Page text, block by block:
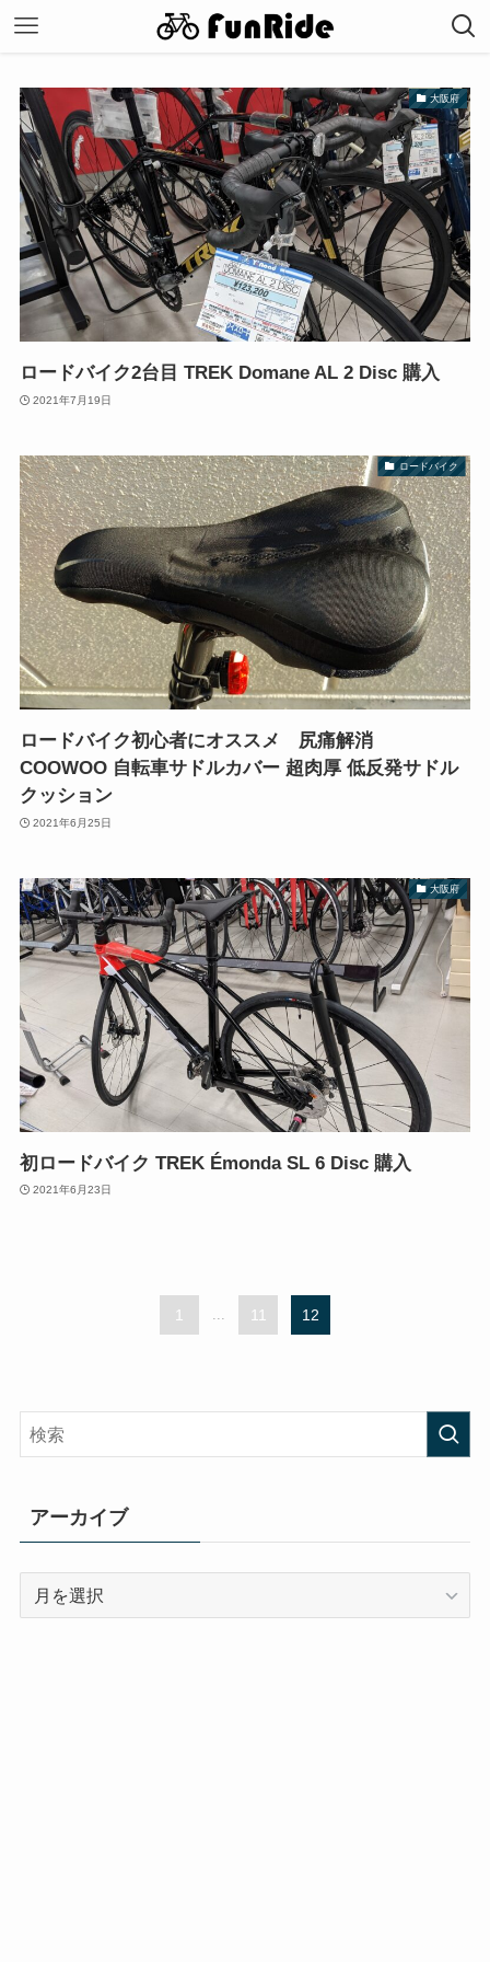
大阪府
ロードバイク2台目 TREK Domane AL 2 Disc 購入
2021年7月19日
ロードバイク
ロードバイク初心者にオススメ 尻痛解消
COOWOO 自転車サドルカバー 超肉厚 低反発サドル
クッション
2021年6月25日
大阪府
初ロードバイク TREK Émonda SL 6 Disc 購入
2021年6月23日
1 11 12
アーカイブ